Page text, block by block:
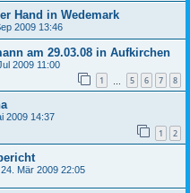
Hand in Wedemark
2009 13:46
am 29.03.08 in Aufkirchen
2009 11:00
1 5 6 7 8
2009 14:37
1 2
24. Mär 2009 22:05